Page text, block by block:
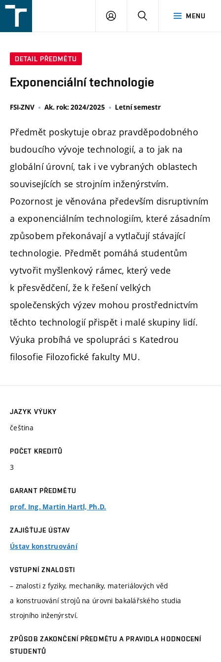
v
MENU
PŘIHLÁŠENÍ
DETAIL PŘEDMĚTU
Exponenciální technologie
FSI-ZNV Ak. rok: 2024/2025 Letní semestr
Předmět poskytuje obraz pravděpodobného
budoucího vývoje technologií, a to jak na
globální úrovní, tak i ve vybraných oblastech
souvisejících se strojním inženýrstvím.
Pozornost je věnována především disruptivním
a exponenciálním technologiím, které zásadním
způsobem překonávají a vytlačují stávající
technologie. Předmět pomáhá studentům
vytvořit myšlenkový rámec, který vede
k přesvědčení, že k řešení velkých
společenských výzev mohou prostřednictvím
těchto technologií přispět i malé skupiny lidí.
Výuka probíhá ve spolupráci s Katedrou
filosofie Filozofické fakulty MU.
JAZYK VÝUKY
čeština
POČET KREDITŮ
3
GARANT PŘEDMĚTU
prof. Ing. Martin Hartl, Ph.D.
ZAJIŠŤUJE ÚSTAV
Ústav konstruování
VSTUPNÍ ZNALOSTI
– znalosti z fyziky, mechaniky, materiálových věd
a konstruování strojů na úrovni bakalářského studia
strojního inženýrství.
ZPŮSOB ZAKONČENÍ PŘEDMĚTU A PRAVIDLA HODNOCENÍ
STUDENTŮ